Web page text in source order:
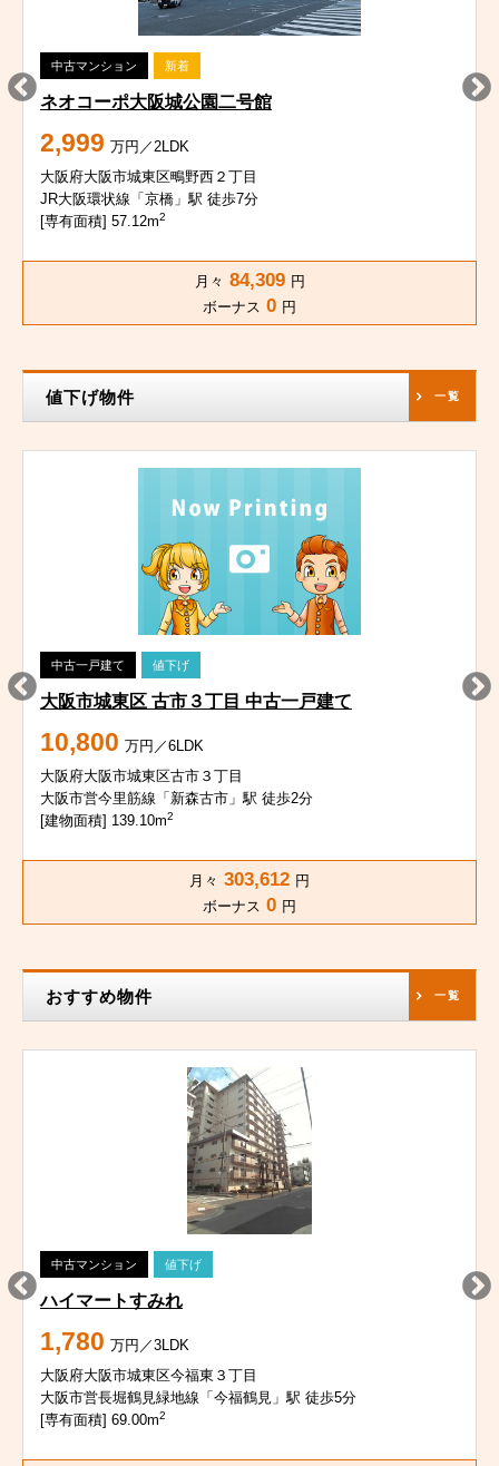
中古マンション 新着
ネオコーポ大阪城公園二号館
2,999 万円／2LDK
大阪府大阪市城東区鴫野西２丁目
JR大阪環状線「京橋」駅 徒歩7分
[専有面積] 57.12m2
月々 84,309 円
ボーナス 0 円
値下げ物件 一覧
中古一戸建て 値下げ
大阪市城東区 古市３丁目 中古一戸建て
10,800 万円／6LDK
大阪府大阪市城東区古市３丁目
大阪市営今里筋線「新森古市」駅 徒歩2分
[建物面積] 139.10m2
月々 303,612 円
ボーナス 0 円
おすすめ物件 一覧
中古マンション 値下げ
ハイマートすみれ
1,780 万円／3LDK
大阪府大阪市城東区今福東３丁目
大阪市営長堀鶴見緑地線「今福鶴見」駅 徒歩5分
[専有面積] 69.00m2